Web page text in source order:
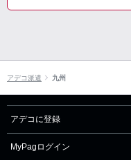
アデコ派遣 九州
アデコに登録
MyPagログイン